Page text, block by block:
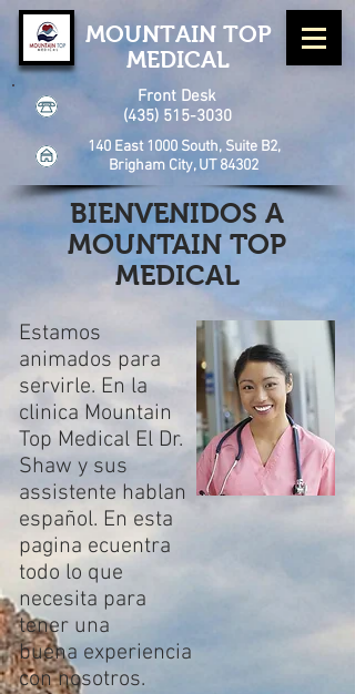
Front Desk
(435) 515-3030
140 East 1000 South, Suite B2,
Brigham City, UT 84302
MOUNTAIN TOP
MEDICAL
BIENVENIDOS A
MOUNTAIN TOP
MEDICAL
Estamos
animados para
servirle. En la
clinica Mountain
Top Medical El Dr.
Shaw y sus
assistente hablan
español. En esta
pagina ecuentra
todo lo que
necesita para
tener una
buena experiencia
con nosotros. ​